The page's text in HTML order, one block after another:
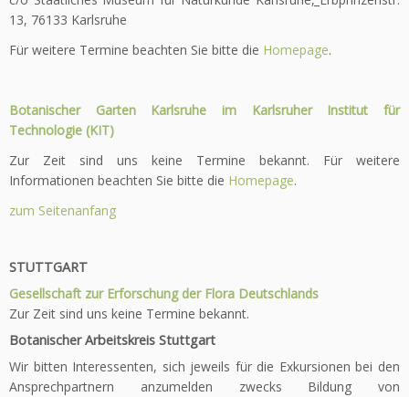
13, 76133 Karlsruhe
Für weitere Termine beachten Sie bitte die Homepage.
Botanischer Garten Karlsruhe im Karlsruher Institut für
Technologie (KIT)
Zur Zeit sind uns keine Termine bekannt. Für weitere
Informationen beachten Sie bitte die Homepage.
zum Seitenanfang
STUTTGART
Gesellschaft zur Erforschung der Flora Deutschlands
Zur Zeit sind uns keine Termine bekannt.
Botanischer Arbeitskreis Stuttgart
Wir bitten Interessenten, sich jeweils für die Exkursionen bei den
Ansprechpartnern anzumelden zwecks Bildung von